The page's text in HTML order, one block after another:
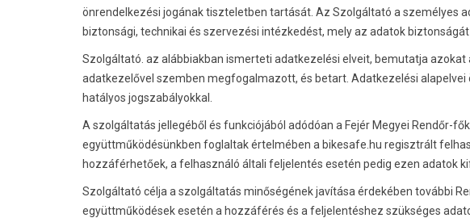
önrendelkezési jogának tiszteletben tartását. Az Szolgáltató a személyes
biztonsági, technikai és szervezési intézkedést, mely az adatok biztonságát
Szolgáltató. az alábbiakban ismerteti adatkezelési elveit, bemutatja
adatkezelővel szemben megfogalmazott, és betart. Adatkezelési
hatályos jogszabályokkal.
A szolgáltatás jellegéből és funkciójából adódóan a Fejér Megyei Rendőr-
együttműködésünkben foglaltak értelmében a bikesafe.hu regisztrált
hozzáférhetőek, a felhasználó általi feljelentés esetén pedig ezen adatok
Szolgáltató célja a szolgáltatás minőségének javítása érdekében további
együttműködések esetén a hozzáférés és a feljelentéshez szükséges